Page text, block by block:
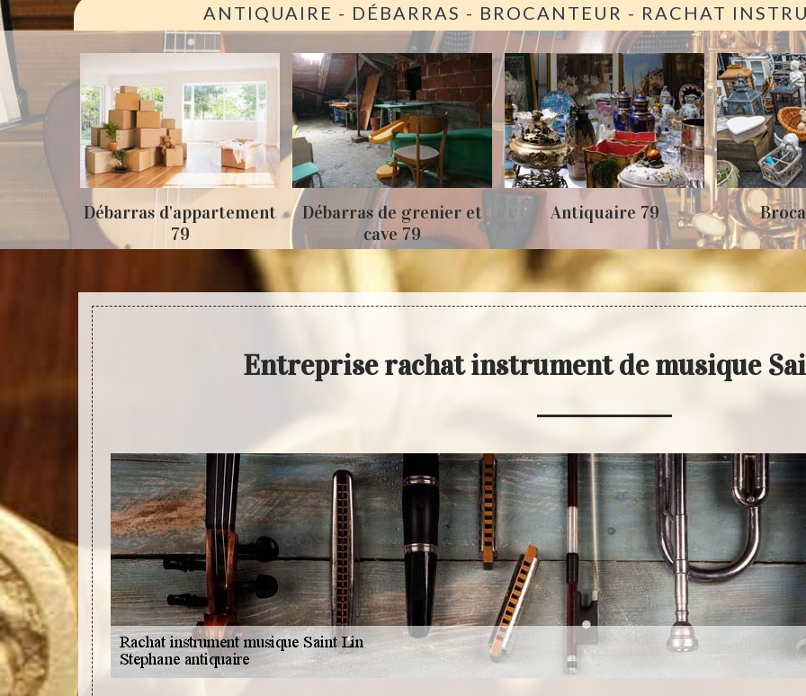
ANTIQUAIRE - DÉBARRAS - BROCANTEUR - RACHAT
Débarras d'appartement
79
Débarras de grenier et
cave 79
Antiquaire 79
Entreprise rachat instrument de musique